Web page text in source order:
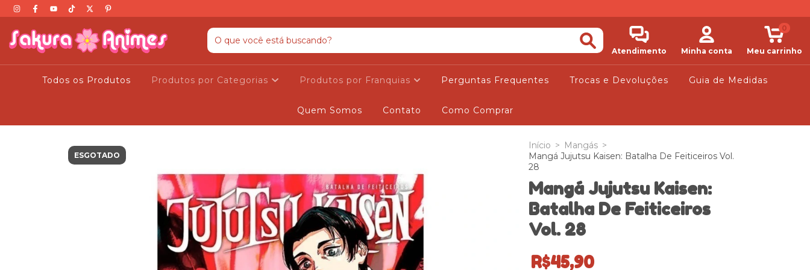
Atendimento Minha conta Meu carrinho
0
Todos os Produtos Produtos por Categorias Produtos por Franquias Perguntas Frequentes Trocas e Devoluções Guia de Medidas
Quem Somos Contato Como Comprar
ESGOTADO
Início > Mangás >
Mangá Jujutsu Kaisen: Batalha De Feiticeiros Vol.
28
Mangá Jujutsu Kaisen:
Batalha De Feiticeiros
Vol. 28
R$45,90